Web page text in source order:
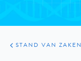
ARTIKELEN
PRAKTIJK
STAND VAN ZAKEN